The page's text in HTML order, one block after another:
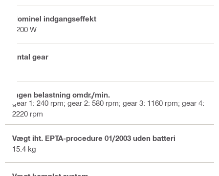
Nominel indgangseffekt
3200 W
Antal gear
Ingen belastning omdr./min.
gear 1: 240 rpm; gear 2: 580 rpm; gear 3: 1160 rpm; gear 4:
2220 rpm
Vægt iht. EPTA-procedure 01/2003 uden batteri
15.4 kg